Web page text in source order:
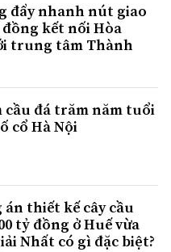
đẩy nhanh nút giao
đồng kết nối Hòa
trung tâm Thành
cầu đá trăm năm tuổi
cổ Hà Nội
án thiết kế cây cầu
tỷ đồng ở Huế vừa
Nhất có gì đặc biệt?